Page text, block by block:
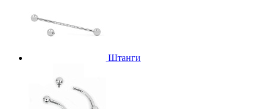
Штанги